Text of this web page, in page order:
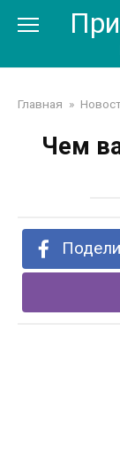
Главная »
Чем